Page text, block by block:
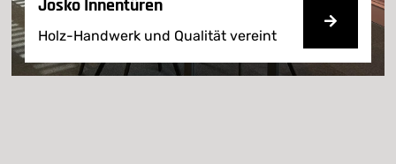
Josko Innentüren
Holz-Handwerk und Qualität vereint